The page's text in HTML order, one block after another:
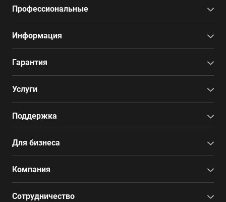
Профессиональные
Информация
Гарантия
Услуги
Поддержка
Для бизнеса
Компания
Сотрудничество